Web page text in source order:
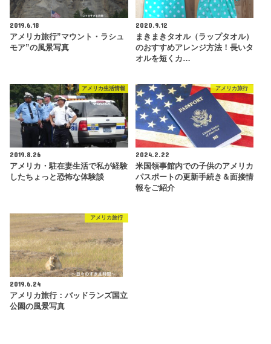
2019.6.18
アメリカ旅行”マウント・ラシュ
モア”の風景写真
2020.9.12
まきまきタオル（ラップタオル）
のおすすめアレンジ方法！長いタ
オルを短くカ…
アメリカ生活情報
2019.8.26
アメリカ・駐在妻生活で私が経験
したちょっと恐怖な体験談
アメリカ旅行
2024.2.22
米国領事館内での子供のアメリカ
パスポートの更新手続き＆面接情
報をご紹介
アメリカ旅行
2019.6.24
アメリカ旅行：バッドランズ国立
公園の風景写真